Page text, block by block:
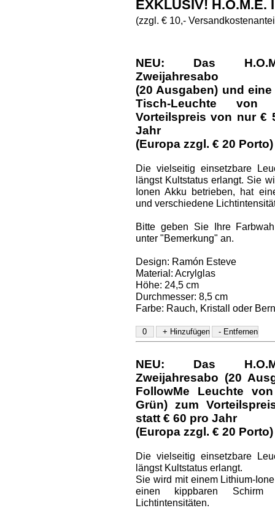
EXKLUSIV! H.O.M.E.
(zzgl. € 10,-
NEU: Das
Zweijahresabo
(20 Ausgaben) und
Tisch-Leuchte von
Vorteilspreis von nur €
Jahr
(Europa zzgl. € 20 Porto)
Die vielseitig einsetzbare
längst Kultstatus erlangt. Sie
Ionen Akku betrieben, hat
und verschiedene
Bitte geben Sie Ihre
unter "Bemerkung" an.
Design: Ramón Esteve
Material: Acrylglas
Höhe: 24,5 cm
Durchmesser: 8,5 cm
Farbe: Rauch, Kristall oder
NEU: Das
Zweijahresabo (20
FollowMe Leuchte
Grün) zum
statt € 60 pro Jahr
(Europa zzgl. € 20 Porto)
Die vielseitig einsetzbare
längst Kultstatus erlangt.
Sie wird mit einem Lithium-
einen kippbaren Schirm
Lichtintensitäten.